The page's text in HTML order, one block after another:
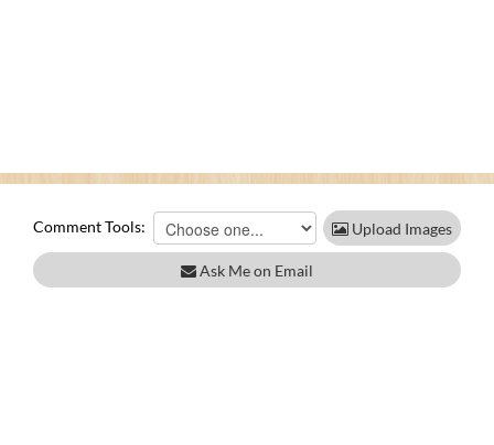
Comment Tools: Upload Images
Ask Me on Email